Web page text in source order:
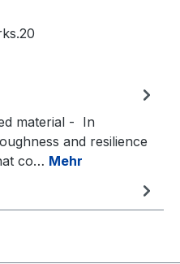
material - In
and resilience
co… Mehr